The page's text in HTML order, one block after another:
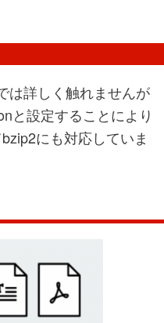
は詳しく触れませんが
と設定することにより
にも対応していま